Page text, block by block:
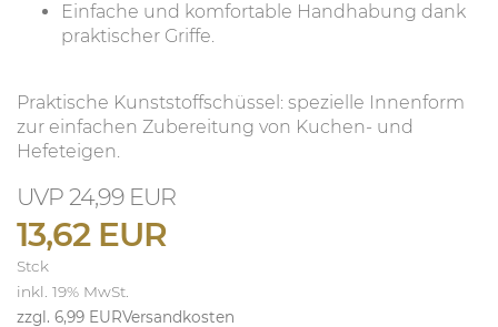
Einfache und komfortable Handhabung dank
praktischer Griffe.
Praktische Kunststoffschüssel: spezielle Innenform
zur einfachen Zubereitung von Kuchen- und
Hefeteigen.
24,99 EUR
13,62 EUR
Stck
inkl. 19% MwSt.
zzgl. 6,99 EURVersandkosten